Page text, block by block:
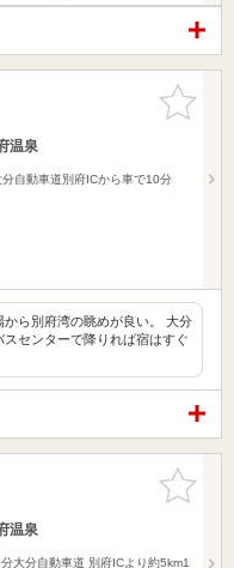
お気に入
りに追加
温泉
自動車道別府ICから車で10分
ら別府湾の眺めが良い。 大分
センターで降りれば宿はすぐ
お気に入
りに追加
温泉
大分自動車道 別府ICより約5km1